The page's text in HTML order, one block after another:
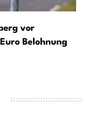
vor
Belohnung